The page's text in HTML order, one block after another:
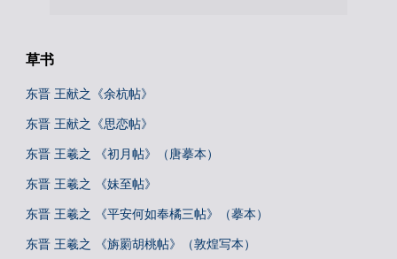
草书
东晋 王献之《余杭帖》
东晋 王献之《思恋帖》
东晋 王羲之 《初月帖》（唐摹本）
东晋 王羲之 《妹至帖》
东晋 王羲之 《平安何如奉橘三帖》（摹本）
东晋 王羲之 《旃罽胡桃帖》（敦煌写本）